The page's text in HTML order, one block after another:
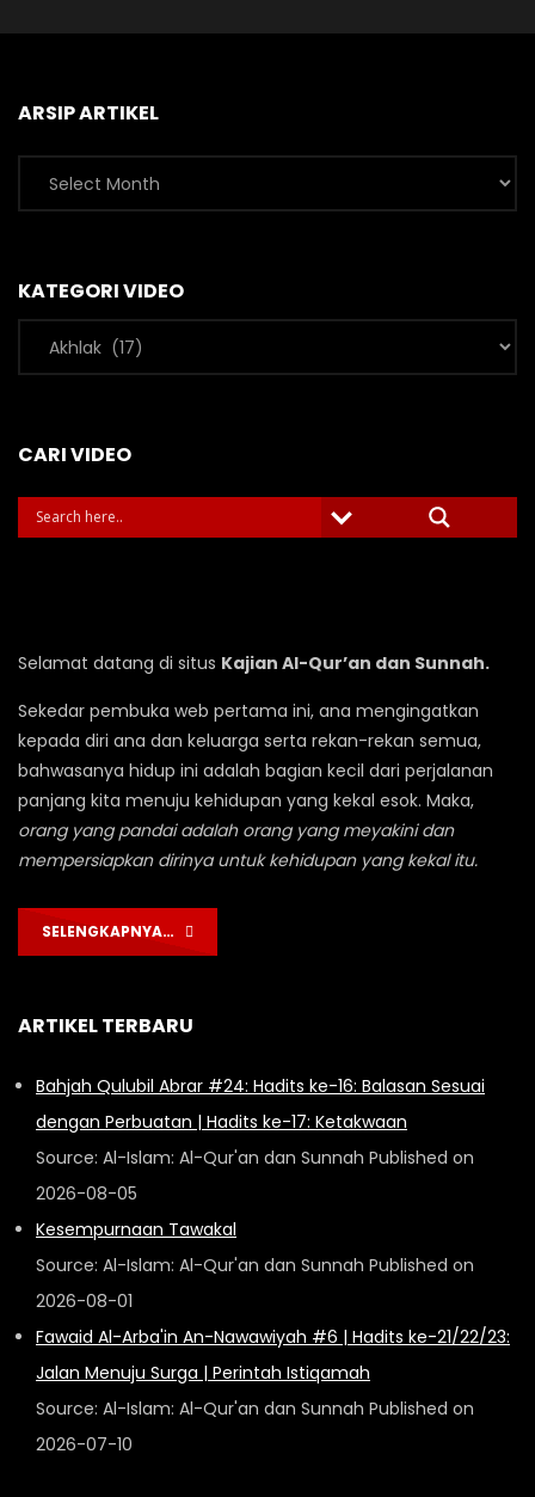
ARSIP ARTIKEL
Arsip
Artikel
KATEGORI VIDEO
Kategori
Video
CARI VIDEO
Selamat datang di situs Kajian Al-Qur’an dan Sunnah.
Sekedar pembuka web pertama ini, ana mengingatkan
kepada diri ana dan keluarga serta rekan-rekan semua,
bahwasanya hidup ini adalah bagian kecil dari perjalanan
panjang kita menuju kehidupan yang kekal esok. Maka,
orang yang pandai adalah orang yang meyakini dan
mempersiapkan dirinya untuk kehidupan yang kekal itu.
SELENGKAPNYA…
ARTIKEL TERBARU
Bahjah Qulubil Abrar #24: Hadits ke-16: Balasan Sesuai
dengan Perbuatan | Hadits ke-17: Ketakwaan
Source: Al-Islam: Al-Qur'an dan Sunnah Published on
2026-08-05
Kesempurnaan Tawakal
Source: Al-Islam: Al-Qur'an dan Sunnah Published on
2026-08-01
Fawaid Al-Arba'in An-Nawawiyah #6 | Hadits ke-21/22/23:
Jalan Menuju Surga | Perintah Istiqamah
Source: Al-Islam: Al-Qur'an dan Sunnah Published on
2026-07-10